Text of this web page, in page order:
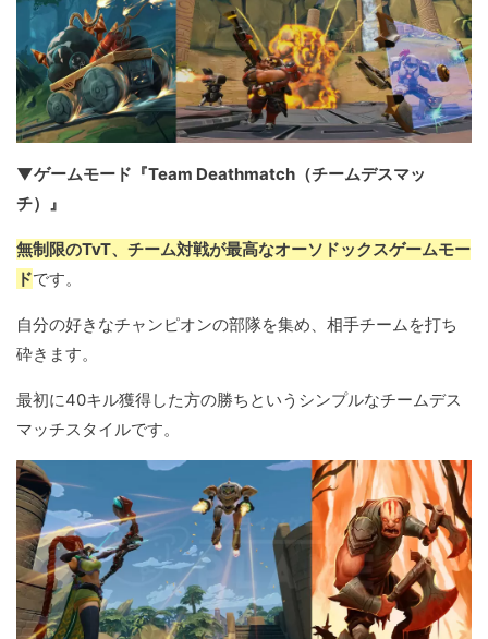
▼ゲームモード『Team Deathmatch（チームデスマッ
チ）』
無制限のTvT、チーム対戦が最高なオーソドックスゲームモー
ドです。
自分の好きなチャンピオンの部隊を集め、相手チームを打ち
砕きます。
最初に40キル獲得した方の勝ちというシンプルなチームデス
マッチスタイルです。